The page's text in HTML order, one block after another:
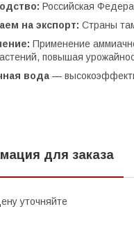
Российская
на экспорт: Страны
Применение
повышая
вода —
для заказа
уточняйте